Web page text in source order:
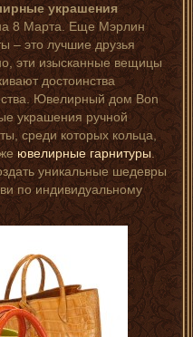
украшения
8 Марта. Еще Мэрлин
– это лучшие друзья
эти изысканные вещицы
достоинства
Ювелирный дом Bon
украшения ручной
среди которых кольца,
ювелирные гарнитуры.
уникальные шедевры
по индивидуальному